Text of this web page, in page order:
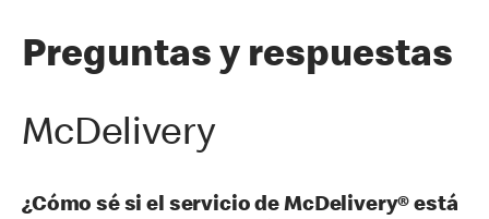
Preguntas y respuestas
McDelivery
¿Cómo sé si el servicio de McDelivery® está